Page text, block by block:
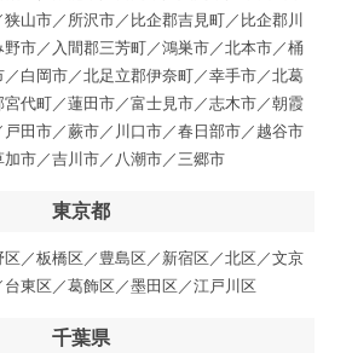
山市／所沢市／比企郡吉見町／比企郡川
市／入間郡三芳町／鴻巣市／北本市／桶
／白岡市／北足立郡伊奈町／幸手市／北葛
代町／蓮田市／富士見市／志木市／朝霞
田市／蕨市／川口市／春日部市／越谷市
市／吉川市／八潮市／三郷市
東京都
／板橋区／豊島区／新宿区／北区／文京
東区／葛飾区／墨田区／江戸川区
千葉県